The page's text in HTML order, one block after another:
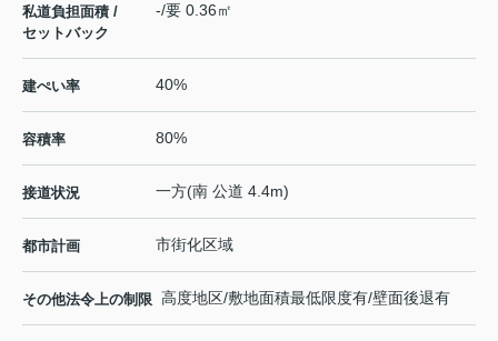
私道負担面積 /
セットバック
-/要 0.36㎡
建ぺい率 40%
容積率 80%
接道状況 一方(南 公道 4.4m)
都市計画 市街化区域
その他法令上の制限 高度地区/敷地面積最低限度有/壁面後退有